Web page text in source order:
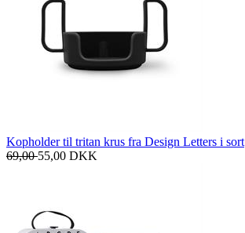
Kopholder til tritan krus fra Design Letters i sort
69,0055,00 DKK